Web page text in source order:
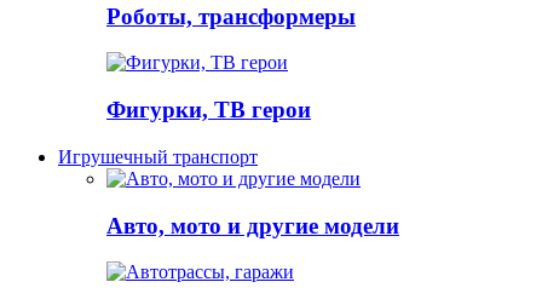
Роботы, трансформеры
Фигурки, ТВ герои
Игрушечный транспорт
Авто, мото и другие модели